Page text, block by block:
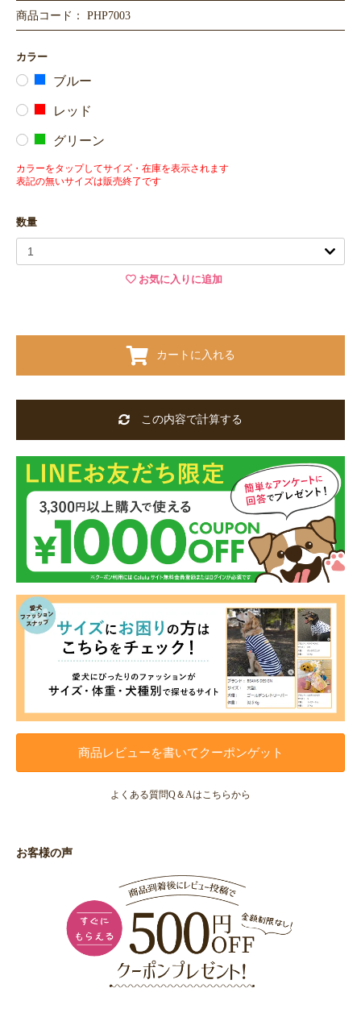
商品コード： PHP7003
カラー
ブルー
レッド
グリーン
カラーをタップしてサイズ・在庫を表示されます
表記の無いサイズは販売終了です
数量
お気に入りに追加
カートに入れる
この内容で計算する
商品レビューを書いてクーポンゲット
よくある質問Q＆Aはこちらから
お客様の声